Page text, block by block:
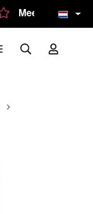
Meer dan 1.500